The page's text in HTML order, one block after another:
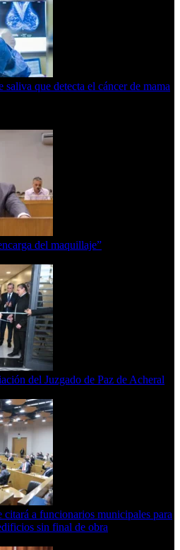
saliva que detecta el cáncer de mama
del maquillaje”
del Juzgado de Paz de Acheral
a funcionarios municipales para
sin final de obra